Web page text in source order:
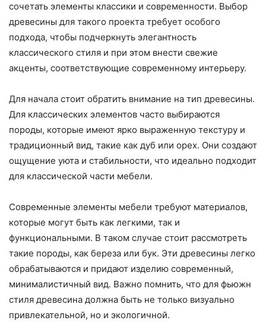
сочетать элементы классики и современности. Выбор
древесины для такого проекта требует особого
подхода, чтобы подчеркнуть элегантность
классического стиля и при этом внести свежие
акценты, соответствующие современному интерьеру.
Для начала стоит обратить внимание на тип древесины.
Для классических элементов часто выбираются
породы, которые имеют ярко выраженную текстуру и
традиционный вид, такие как дуб или орех. Они создают
ощущение уюта и стабильности, что идеально подходит
для классической части мебели.
Современные элементы мебели требуют материалов,
которые могут быть как легкими, так и
функциональными. В таком случае стоит рассмотреть
такие породы, как береза или бук. Эти древесины легко
обрабатываются и придают изделию современный,
минималистичный вид. Важно помнить, что для фьюжн
стиля древесина должна быть не только визуально
привлекательной, но и экологичной.